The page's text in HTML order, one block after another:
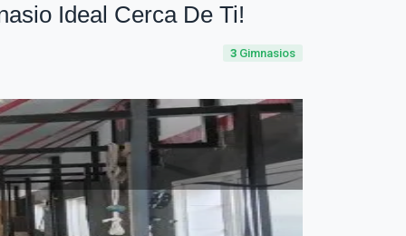
Ideal Cerca De Ti!
3 Gimnasios